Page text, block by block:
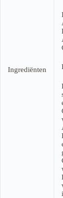
Ingrediënten